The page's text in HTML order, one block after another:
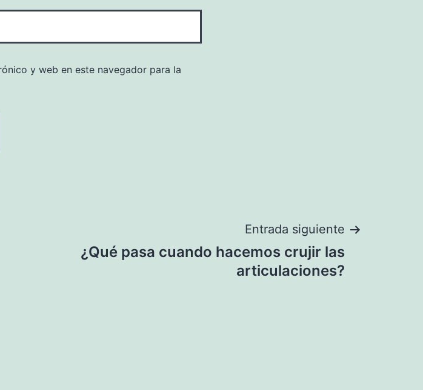
y web en este navegador para la
Entrada siguiente
¿Qué pasa cuando hacemos crujir las
articulaciones?